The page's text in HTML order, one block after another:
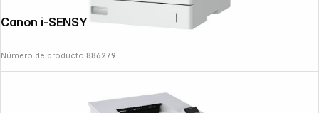
Canon i-SENSYS LBP 361 dw
Número de producto:886279